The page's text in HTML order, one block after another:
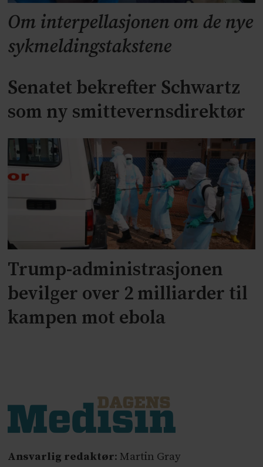
Om interpellasjonen om de nye
sykmeldingstakstene
Senatet bekrefter Schwartz
som ny smittevernsdirektør
Trump-administrasjonen
bevilger over 2 milliarder til
kampen mot ebola
Ansvarlig redaktør: Martin Gray